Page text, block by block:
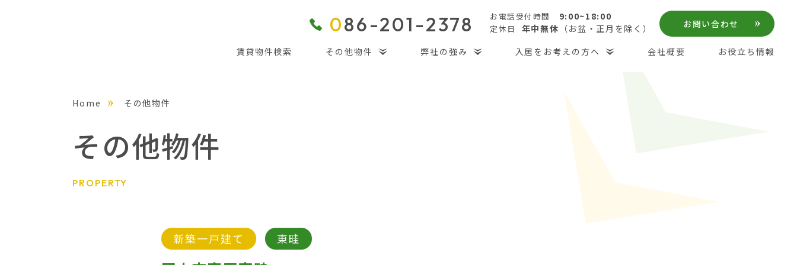
086-201-2378 お電話受付時間 9:00~18:00
定休日 年中無休 （お盆・正月を除く） お問い合わせ
賃貸物件検索 その他物件 弊社の強み 入居をお考えの方へ 会社概要 お役立ち情報
Home その他物件
その他物件
PROPERTY
新築一戸建て 東畦